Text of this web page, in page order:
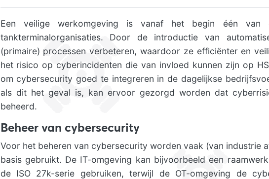
Een veilige werkomgeving is vanaf het begin één van
tankterminalorganisaties. Door de introductie van
(primaire) processen verbeteren, waardoor ze efficiënter en
het risico op cyberincidenten die van invloed kunnen zijn op
om cybersecurity goed te integreren in de dagelijkse
als dit het geval is, kan ervoor gezorgd worden dat
beheerd.
Beheer van cybersecurity
Voor het beheren van cybersecurity worden vaak (van industrie
basis gebruikt. De IT-omgeving kan bijvoorbeeld een
de ISO 27k-serie gebruiken, terwijl de OT-omgeving de